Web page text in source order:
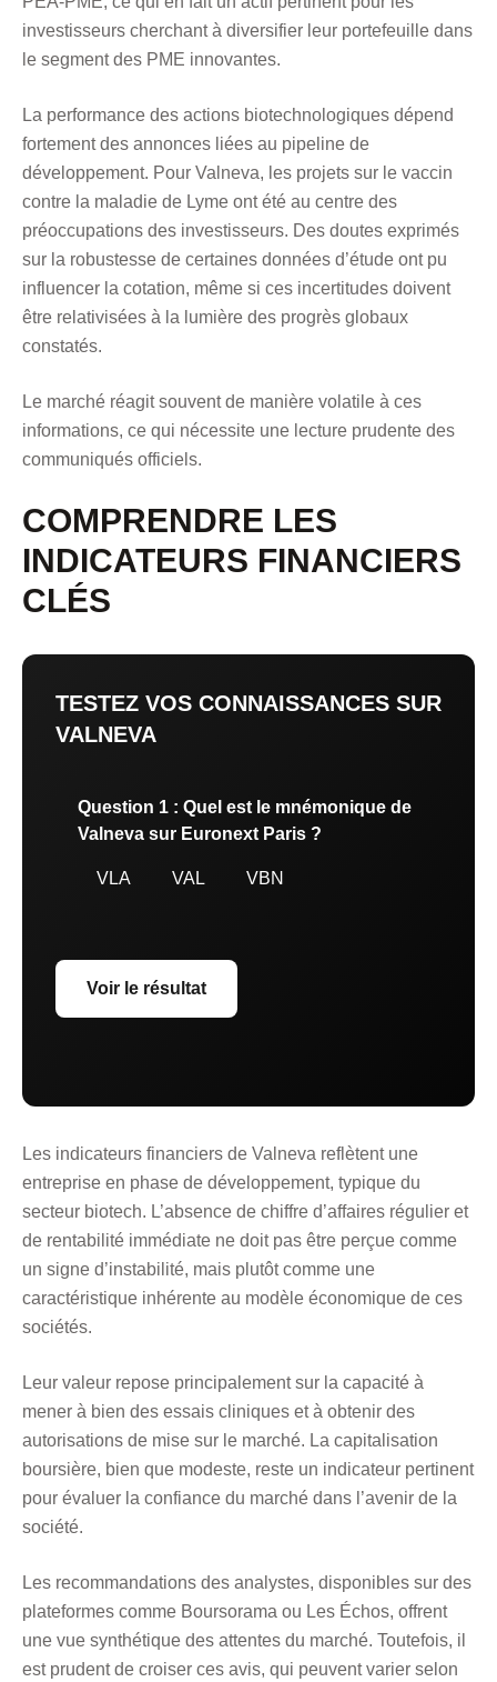
investisseurs cherchant à diversifier leur portefeuille dans
le segment des PME innovantes.
La performance des actions biotechnologiques dépend
fortement des annonces liées au pipeline de
développement. Pour Valneva, les projets sur le vaccin
contre la maladie de Lyme ont été au centre des
préoccupations des investisseurs. Des doutes exprimés
sur la robustesse de certaines données d’étude ont pu
influencer la cotation, même si ces incertitudes doivent
être relativisées à la lumière des progrès globaux
constatés.
Le marché réagit souvent de manière volatile à ces
informations, ce qui nécessite une lecture prudente des
communiqués officiels.
COMPRENDRE LES
INDICATEURS FINANCIERS
CLÉS
TESTEZ VOS CONNAISSANCES SUR
VALNEVA
Question 1 : Quel est le mnémonique de
Valneva sur Euronext Paris ?
VLA VAL VBN
Voir le résultat
Les indicateurs financiers de Valneva reflètent une
entreprise en phase de développement, typique du
secteur biotech. L’absence de chiffre d’affaires régulier et
de rentabilité immédiate ne doit pas être perçue comme
un signe d’instabilité, mais plutôt comme une
caractéristique inhérente au modèle économique de ces
sociétés.
Leur valeur repose principalement sur la capacité à
mener à bien des essais cliniques et à obtenir des
autorisations de mise sur le marché. La capitalisation
boursière, bien que modeste, reste un indicateur pertinent
pour évaluer la confiance du marché dans l’avenir de la
société.
Les recommandations des analystes, disponibles sur des
plateformes comme Boursorama ou Les Échos, offrent
une vue synthétique des attentes du marché. Toutefois, il
est prudent de croiser ces avis, qui peuvent varier selon